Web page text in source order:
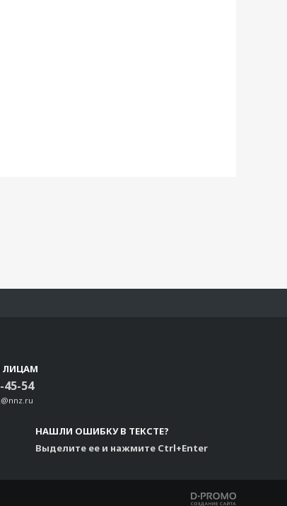
ЛИЦАМ
45-54
НАШЛИ ОШИБКУ В ТЕКСТЕ?
Выделите ее и нажмите Ctrl+Enter